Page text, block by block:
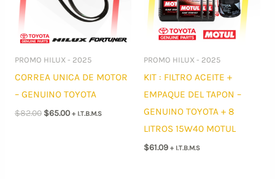
PROMO HILUX - 2025
CORREA UNICA DE MOTOR
– GENUINO TOYOTA
$82.00 El
$65.00El+ I.T.B.M.S
PROMO HILUX - 2025
KIT : FILTRO ACEITE +
EMPAQUE DEL TAPON –
GENUINO TOYOTA + 8
LITROS 15W40 MOTUL
$61.09 + I.T.B.M.S